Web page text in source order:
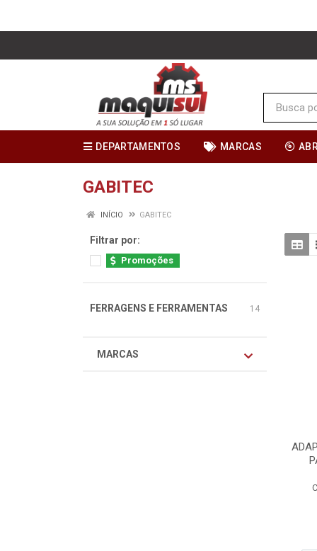
DEPARTAMENTOS MARCAS
GABITEC
INÍCIO GABITEC
Filtrar por:
Promoções
FERRAGENS E FERRAMENTAS 14
MARCAS